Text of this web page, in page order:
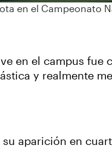
en el Campeonato
en el campus fue
y realmente
aparición en